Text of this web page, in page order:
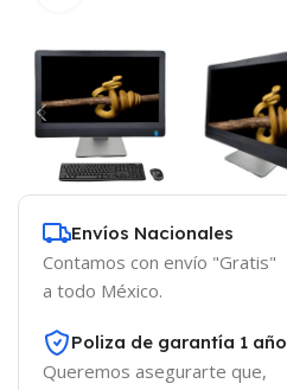
Envíos Nacionales
Contamos con envío "Gratis"
a todo México.
Poliza de garantía 1 año
Queremos asegurarte que,